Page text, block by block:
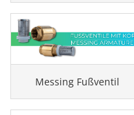
Messing Fußventil